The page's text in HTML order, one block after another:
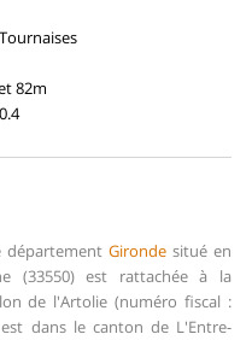
82m
département Girondesitué en
(33550) est rattachée à la
de l'Artolie (numéro fiscal :
dans le canton de L'Entre-